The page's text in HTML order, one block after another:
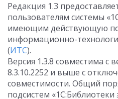
Редакция 1.3
пользователям системы
имеющим действующую
информационно-
(ИТС).
Версия 1.3.8 совместима с
8.3.10.2252 и выше с
совместимости. Общий
подсистем